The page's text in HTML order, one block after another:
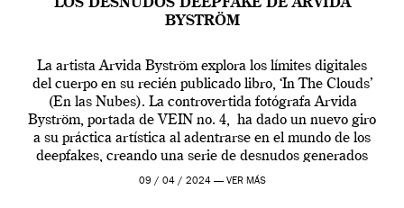
LOS DESNUDOS DEEPFAKE DE ARVIDA
BYSTRÖM
La artista Arvida Byström explora los límites digitales
del cuerpo en su recién publicado libro, ‘In The Clouds’
(En las Nubes). La controvertida fotógrafa Arvida
Byström, portada de VEIN no. 4, ha dado un nuevo giro
a su práctica artística al adentrarse en el mundo de los
deepfakes, creando una serie de desnudos generados
por […]
09 / 04 / 2024 — VER MÁS